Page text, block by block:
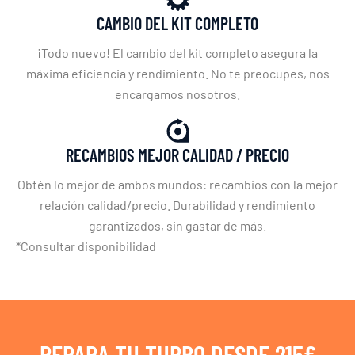
CAMBIO DEL KIT COMPLETO
¡Todo nuevo! El cambio del kit completo asegura la
máxima eficiencia y rendimiento. No te preocupes, nos
encargamos nosotros.
RECAMBIOS MEJOR CALIDAD / PRECIO
Obtén lo mejor de ambos mundos: recambios con la mejor
relación calidad/precio. Durabilidad y rendimiento
garantizados, sin gastar de más.
*Consultar disponibilidad